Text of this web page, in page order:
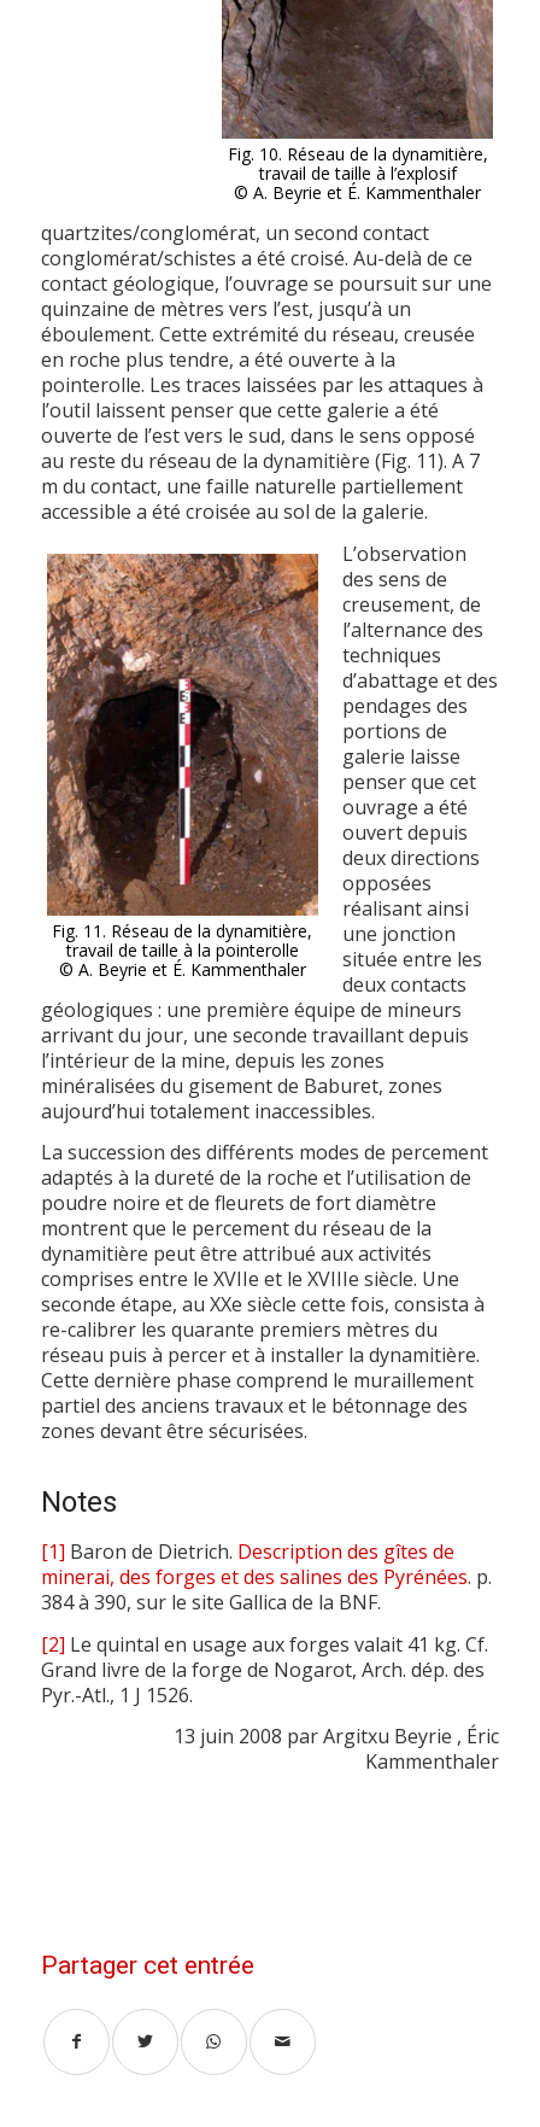
Fig. 10. Réseau de la dynamitière,
travail de taille à l’explosif
© A. Beyrie et É. Kammenthaler
quartzites/conglomérat, un second contact
conglomérat/schistes a été croisé. Au-delà de ce
contact géologique, l’ouvrage se poursuit sur une
quinzaine de mètres vers l’est, jusqu’à un
éboulement. Cette extrémité du réseau, creusée
en roche plus tendre, a été ouverte à la
pointerolle. Les traces laissées par les attaques à
l’outil laissent penser que cette galerie a été
ouverte de l’est vers le sud, dans le sens opposé
au reste du réseau de la dynamitière (Fig. 11). A 7
m du contact, une faille naturelle partiellement
accessible a été croisée au sol de la galerie.
Fig. 11. Réseau de la dynamitière,
travail de taille à la pointerolle
© A. Beyrie et É. Kammenthaler
L’observation
des sens de
creusement, de
l’alternance des
techniques
d’abattage et des
pendages des
portions de
galerie laisse
penser que cet
ouvrage a été
ouvert depuis
deux directions
opposées
réalisant ainsi
une jonction
située entre les
deux contacts
géologiques : une première équipe de mineurs
arrivant du jour, une seconde travaillant depuis
l’intérieur de la mine, depuis les zones
minéralisées du gisement de Baburet, zones
aujourd’hui totalement inaccessibles.
La succession des différents modes de percement
adaptés à la dureté de la roche et l’utilisation de
poudre noire et de fleurets de fort diamètre
montrent que le percement du réseau de la
dynamitière peut être attribué aux activités
comprises entre le XVIIe et le XVIIIe siècle. Une
seconde étape, au XXe siècle cette fois, consista à
re-calibrer les quarante premiers mètres du
réseau puis à percer et à installer la dynamitière.
Cette dernière phase comprend le muraillement
partiel des anciens travaux et le bétonnage des
zones devant être sécurisées.
Notes
[1] Baron de Dietrich. Description des gîtes de
minerai, des forges et des salines des Pyrénées. p.
384 à 390, sur le site Gallica de la BNF.
[2] Le quintal en usage aux forges valait 41 kg. Cf.
Grand livre de la forge de Nogarot, Arch. dép. des
Pyr.-Atl., 1 J 1526.
13 juin 2008 par Argitxu Beyrie , Éric
Kammenthaler
Partager cet entrée